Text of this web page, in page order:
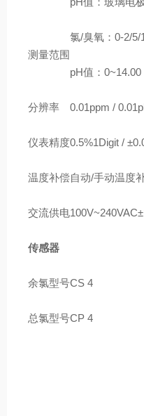
测量范围
氯/臭氧：0-2/5/
pH值：0~14.00
分辨率 0.01ppm /
仪表精度0.5%1Digit /
温度补偿自动/手动温度
交流供电
传感器
余氯型号CS 4
总氯型号CP 4